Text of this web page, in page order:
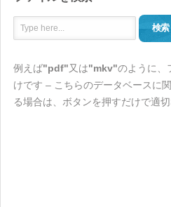
検索
例えば"pdf"又は"mkv"のように、
けです – こちらのデータベースに
る場合は、ボタンを押すだけで適